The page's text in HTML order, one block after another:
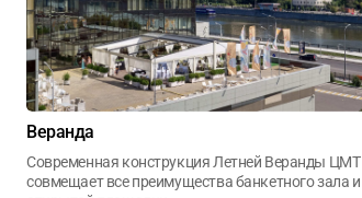
Веранда
Cовременная конструкция Летней Веранды ЦМТ
совмещает все преимущества банкетного зала и